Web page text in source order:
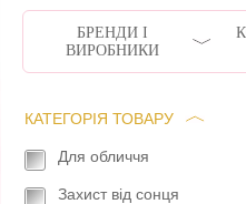
БРЕНДИ І
ВИРОБНИКИ
КАТЕГОРІЯ ТОВАРУ
Для обличчя
Захист від сонця